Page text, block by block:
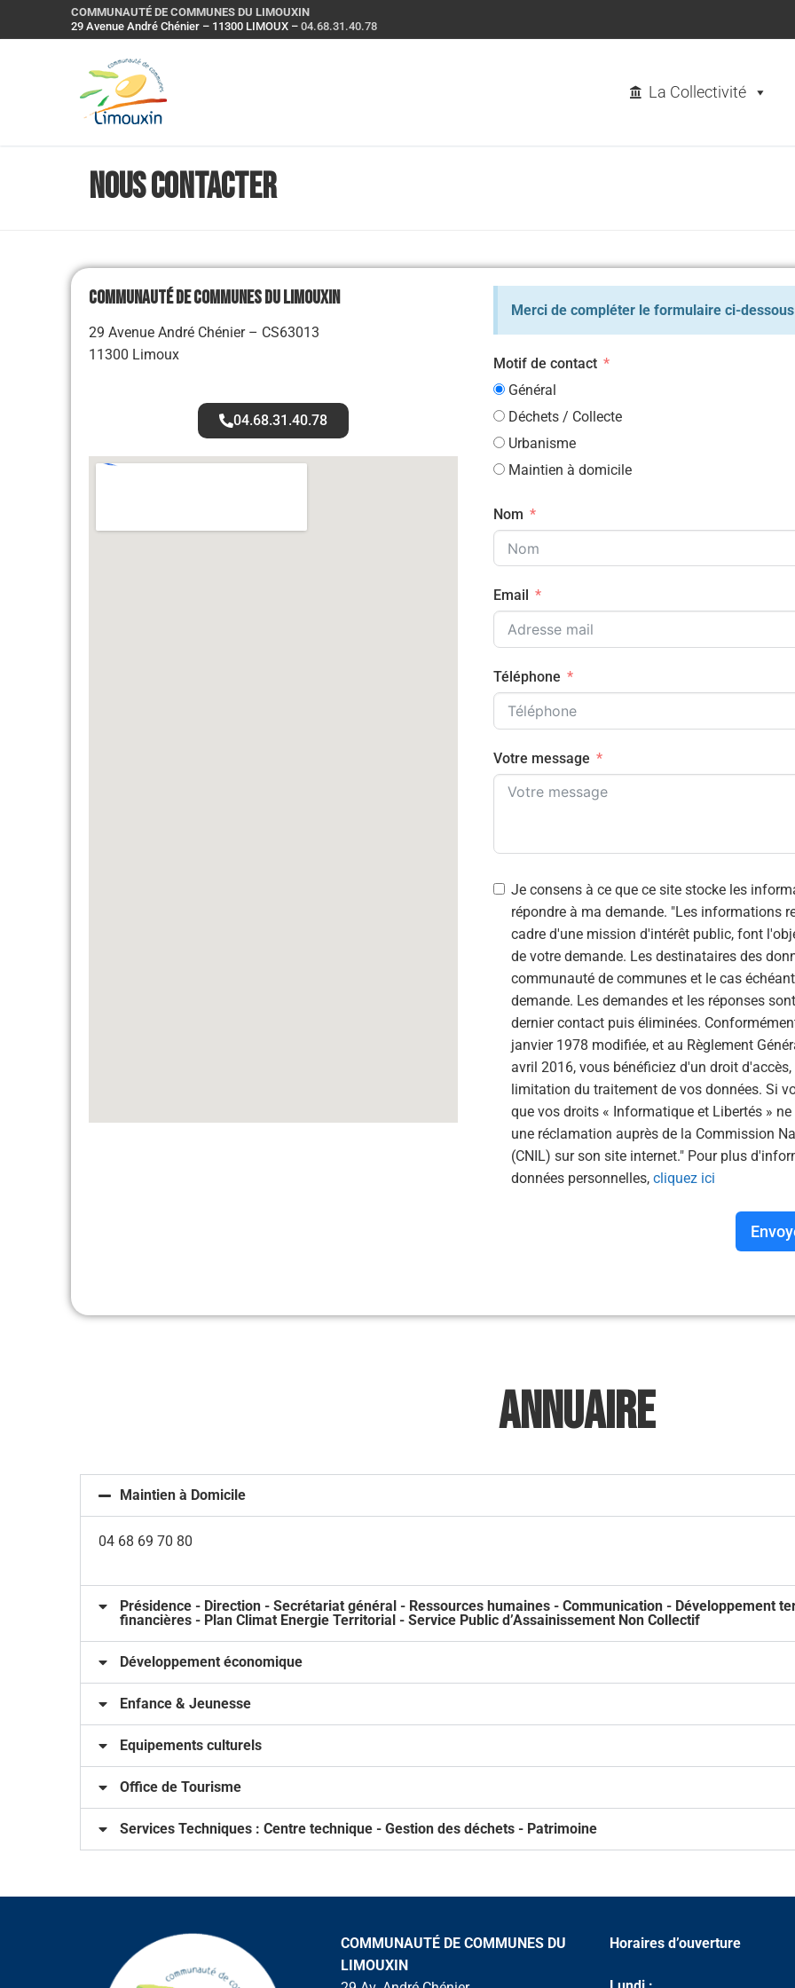
COMMUNAUTÉ DE COMMUNES DU LIMOUXIN
29 Avenue André Chénier – 11300 LIMOUX – 04.68.31.40.78
La Collectivité
Nous contacter
Communauté de communes du Limouxin
29 Avenue André Chénier – CS63013
11300 Limoux
04.68.31.40.78
Merci de compléter le formulaire ci-
Motif de contact
Général
Déchets / Collecte
Urbanisme
Maintien à domicile
Nom
Email
Téléphone
Votre message
Je consens à ce que ce site stocke les
répondre à ma demande. "Les informations recueillies à partir de ce formulaire, dans le
cadre d'une mission d'intérêt public, font
de votre demande. Les destinataires des
communauté de communes et le cas
demande. Les demandes et les réponses
dernier contact puis éliminées.
janvier 1978 modifiée, et au Règlement
avril 2016, vous bénéficiez d'un droit
limitation du traitement de vos données. Si vous estimez, après nous avoir contacté,
que vos droits « Informatique et Libertés »
une réclamation auprès de la Commission
(CNIL) sur son site internet." Pour plus
données personnelles, cliquez ici
ANNUAIRE
Maintien à Domicile
04 68 69 70 80
Présidence - Direction - Secrétariat général - Ressources humaines - Communication - Développement
financières - Plan Climat Energie Territorial - Service Public d’Assainissement Non Collectif
Développement économique
Enfance & Jeunesse
Equipements culturels
Office de Tourisme
Services Techniques : Centre technique - Gestion des déchets - Patrimoine
COMMUNAUTÉ DE COMMUNES DU
LIMOUXIN
Horaires d’ouverture